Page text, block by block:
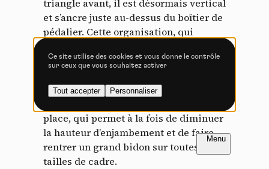
FR NL
triangle avant, il est désormais vertical
et s’ancre juste au-dessus du boîtier de
pédalier. Cette organisation, qui
nombreux avantages d’après la marque
l’amortisseur vient « s’enfoncer » dans
place, qui permet à la fois de diminuer
la hauteur d’enjambement et de faire
rentrer un grand bidon sur toutes les
tailles de cadre.
le site de contenu multimédia et augmentent sa
visibilité.
Vimeo interdit -Ce service peut déposer
Autoriser Interdire
YouTube interdit -
déposer 4 cookies.
Autoriser Interdire
Ce site utilise des cookies et vous donne le contrôle
sur ceux que vous souhaitez activer
Tout accepter Personnaliser